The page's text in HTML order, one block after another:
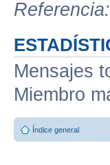
Mensajes
Miembro
Índice general